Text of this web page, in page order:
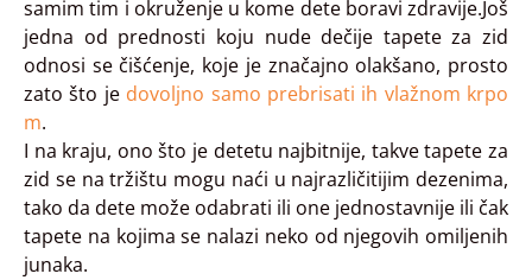
samim tim i okruženje u kome dete boravi zdravije.Još
jedna od prednosti koju nude dečije tapete za zid
odnosi se čišćenje, koje je značajno olakšano, prosto
zato što je dovoljno samo prebrisati ih vlažnom krpo
m.
I na kraju, ono što je detetu najbitnije, takve tapete za
zid se na tržištu mogu naći u najrazličitijim dezenima,
tako da dete može odabrati ili one jednostavnije ili čak
tapete na kojima se nalazi neko od njegovih omiljenih
junaka.